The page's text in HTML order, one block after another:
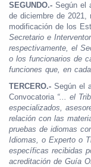
SEGUNDO.- Según el
de diciembre de 2021,
modificación de los
Secretario e
respectivamente, el
o los funcionarios de
funciones que, en
TERCERO.- Según el
Convocatoria “... el
especializados,
relación con las
pruebas de idiomas
Idiomas, o Experto o
específicas recibidas
acreditación de Guía